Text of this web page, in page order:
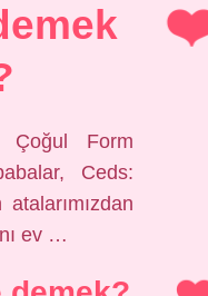
Ceds:
ev …